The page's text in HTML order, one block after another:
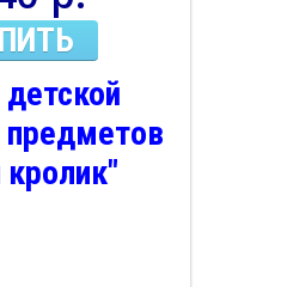
кролик"